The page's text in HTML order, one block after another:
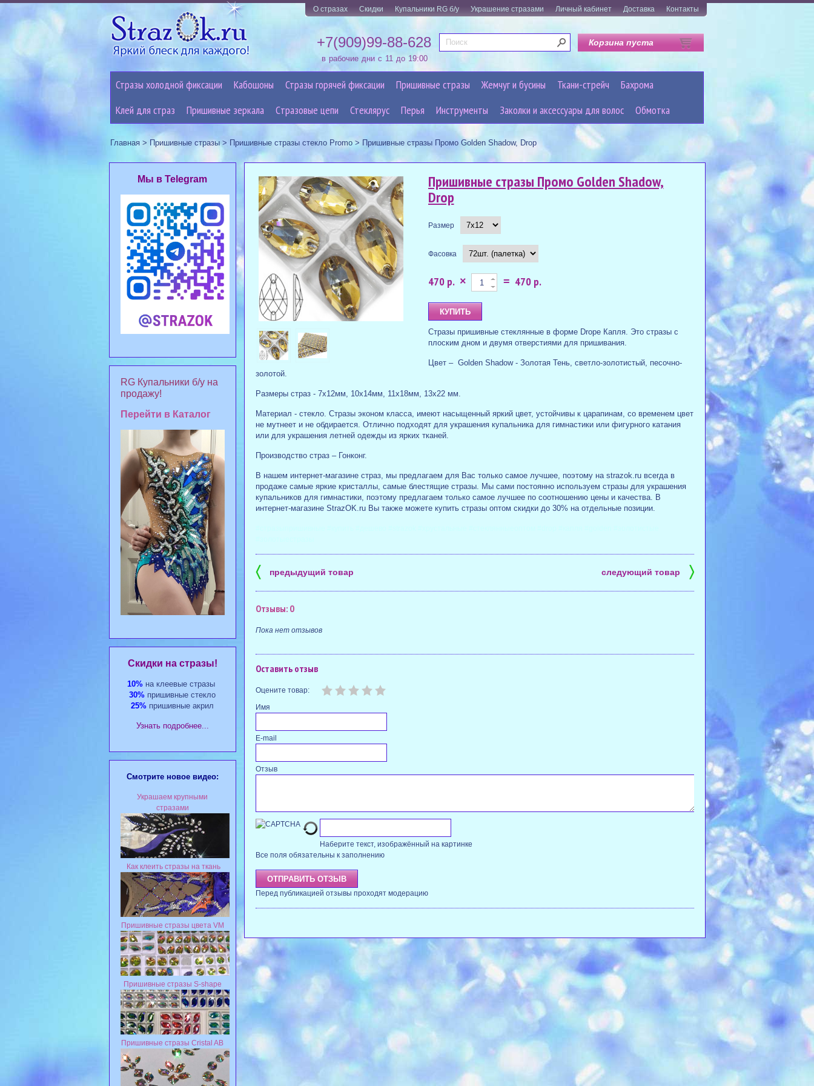
О стразах Скидки Купальники RG б/у Украшение стразами Личный кабинет Доставка Контакты
+7(909)99-88-628
в рабочие дни с 11 до 19:00
Корзина пуста
Стразы холодной фиксации Кабошоны Стразы горячей фиксации Пришивные стразы Жемчуг и бусины Ткани-стрейч
Бахрома
Клей для страз
Пришивные зеркала Cтразовые цепи Стеклярус Перья Инструменты Заколки и аксессуары для волос Обмотка
Главная > Пришивные стразы > Пришивные стразы стекло Promo > Пришивные стразы Промо Golden Shadow, Drop
Пришивные стразы Промо Golden Shadow,
Drop
Размер
Фасовка
470 р. × = 470 р.
Стразы пришивные стеклянные в форме Drope Капля. Это стразы с
плоским дном и двумя отверстиями для пришивания.
Цвет – Golden Shadow - Золотая Тень, светло-золотистый, песочно-
золотой.
Размеры страз - 7х12мм, 10х14мм, 11х18мм, 13х22 мм.
Материал - стекло. Стразы эконом класса, имеют насыщенный яркий цвет, устойчивы к царапинам, со временем цвет
не мутнеет и не обдирается. Отлично подходят для украшения купальника для гимнастики или фигурного катания
или для украшения летней одежды из ярких тканей.
Производство страз – Гонконг.
В нашем интернет-магазине страз, мы предлагаем для Вас только самое лучшее, поэтому на strazok.ru всегда в
продаже самые яркие кристаллы, самые блестящие стразы. Мы сами постоянно используем стразы для украшения
купальников для гимнастики, поэтому предлагаем только самое лучшее по соотношению цены и качества. В
интернет-магазине StrazOK.ru Вы также можете купить стразы оптом скидки до 30% на отдельные позиции.
〈 предыдущий товар следующий товар 〉
Отзывы: 0
Пока нет отзывов
Оставить отзыв
Оцените товар:
Имя
E-mail
Отзыв
Наберите текст, изображённый на картинке
Все поля обязательны к заполнению
Перед публикацией отзывы проходят модерацию
Мы в Telegram
RG Купальники б/у на
продажу!
Перейти в Каталог
Cкидки на стразы!
10% на клеевые стразы
30% пришивные стекло
25% пришивные акрил
Узнать подробнее...
Смотрите новое видео:
Украшаем крупными
стразами
Как клеить стразы на ткань
Пришивные стразы цвета VM
Пришивные стразы S-shape
Пришивные стразы Cristal AB